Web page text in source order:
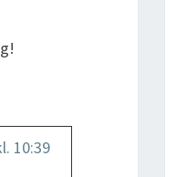
10:39